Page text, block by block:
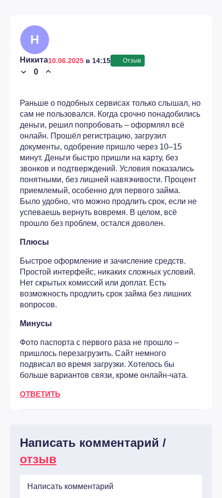
Н
Никита10.06.2025 в 14:15 Отзыв
› 0 ›
Раньше о подобных сервисах только слышал, но
сам не пользовался. Когда срочно понадобились
деньги, решил попробовать – оформлял всё
онлайн. Прошёл регистрацию, загрузил
документы, одобрение пришло через 10–15
минут. Деньги быстро пришли на карту, без
звонков и подтверждений. Условия показались
понятными, без лишней навязчивости. Процент
приемлемый, особенно для первого займа.
Было удобно, что можно продлить срок, если не
успеваешь вернуть вовремя. В целом, всё
прошло без проблем, остался доволен.
Плюсы
Быстрое оформление и зачисление средств.
Простой интерфейс, никаких сложных условий.
Нет скрытых комиссий или доплат. Есть
возможность продлить срок займа без лишних
вопросов.
Минусы
Фото паспорта с первого раза не прошло –
пришлось перезагрузить. Сайт немного
подвисал во время загрузки. Хотелось бы
больше вариантов связи, кроме онлайн-чата.
ОТВЕТИТЬ
Написать комментарий /
отзыв